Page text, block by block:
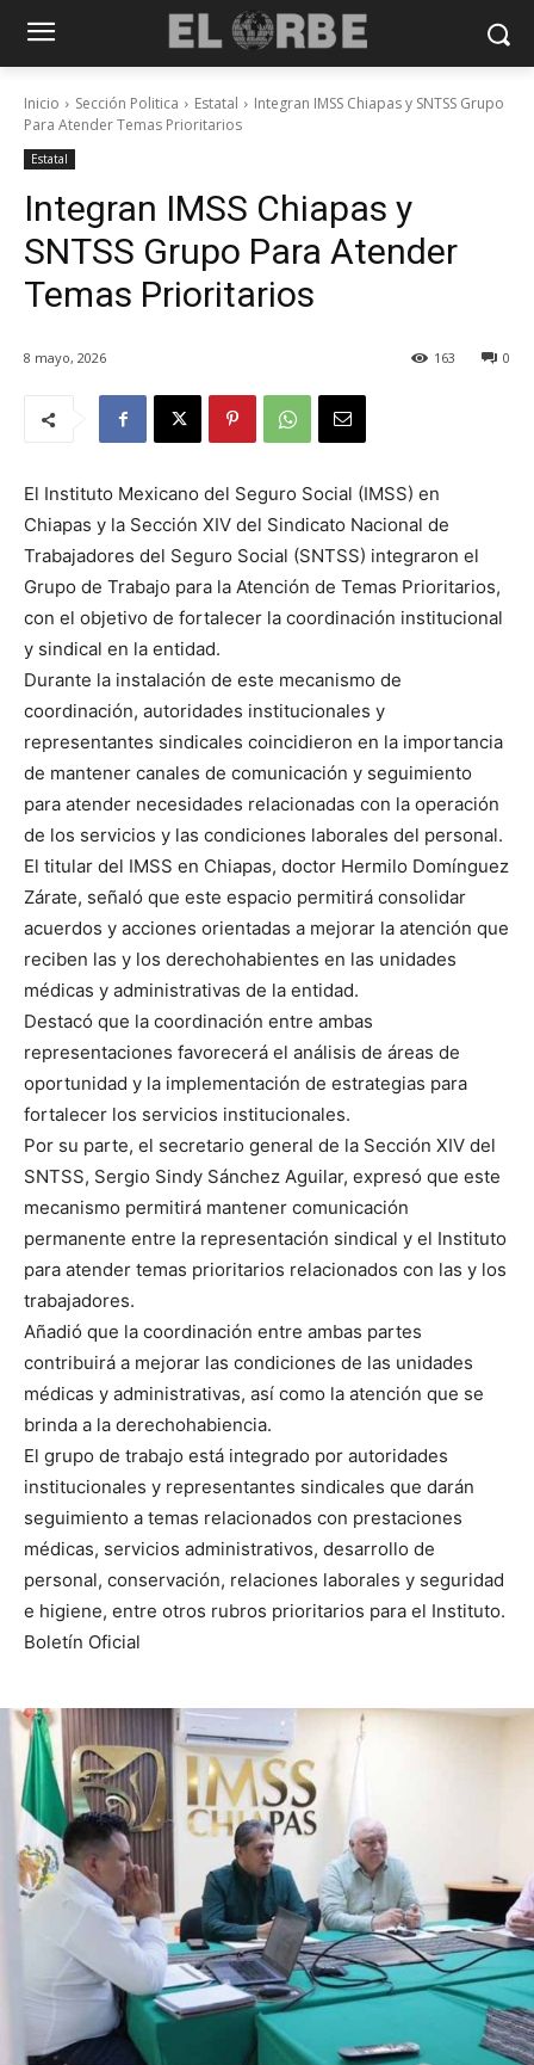
Inicio Sección Politica Estatal
Integran IMSS Chiapas y SNTSS Grupo
Para Atender Temas Prioritarios
Estatal
Integran IMSS Chiapas y
SNTSS Grupo Para Atender
Temas Prioritarios
8 mayo, 2026 0
163
El Instituto Mexicano del Seguro Social (IMSS) en
Chiapas y la Sección XIV del Sindicato Nacional de
Trabajadores del Seguro Social (SNTSS) integraron el
Grupo de Trabajo para la Atención de Temas Prioritarios,
con el objetivo de fortalecer la coordinación institucional
y sindical en la entidad.
Durante la instalación de este mecanismo de
coordinación, autoridades institucionales y
representantes sindicales coincidieron en la importancia
de mantener canales de comunicación y seguimiento
para atender necesidades relacionadas con la operación
de los servicios y las condiciones laborales del personal.
El titular del IMSS en Chiapas, doctor Hermilo Domínguez
Zárate, señaló que este espacio permitirá consolidar
acuerdos y acciones orientadas a mejorar la atención que
reciben las y los derechohabientes en las unidades
médicas y administrativas de la entidad.
Destacó que la coordinación entre ambas
representaciones favorecerá el análisis de áreas de
oportunidad y la implementación de estrategias para
fortalecer los servicios institucionales.
Por su parte, el secretario general de la Sección XIV del
SNTSS, Sergio Sindy Sánchez Aguilar, expresó que este
mecanismo permitirá mantener comunicación
permanente entre la representación sindical y el Instituto
para atender temas prioritarios relacionados con las y los
trabajadores.
Añadió que la coordinación entre ambas partes
contribuirá a mejorar las condiciones de las unidades
médicas y administrativas, así como la atención que se
brinda a la derechohabiencia.
El grupo de trabajo está integrado por autoridades
institucionales y representantes sindicales que darán
seguimiento a temas relacionados con prestaciones
médicas, servicios administrativos, desarrollo de
personal, conservación, relaciones laborales y seguridad
e higiene, entre otros rubros prioritarios para el Instituto.
Boletín Oficial